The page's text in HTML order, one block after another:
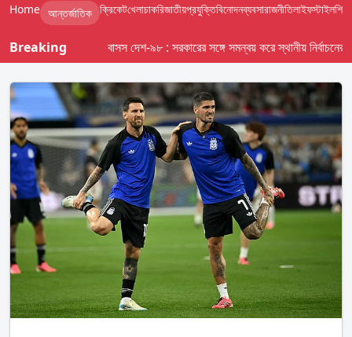
Home আন্তর্জাতিক ক্রিকেটখেলাচাকরিজাতীয়প্রযুক্তিবিনোদনব্যবসারাজনীতিলাইফস্টাইলশিক্ষা
Breaking বাসস দেশ-৯৮ : সরকারের সঙ্গে সমন্বয় করে স্থানীয় নির্বাচনের